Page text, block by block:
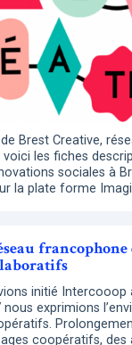
Brest Creative,
les fiches
sociales à
la plate forme
initié Intercooop
nous exprimions
coopératifs, des